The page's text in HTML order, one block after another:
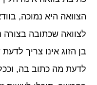
הצוואה היא נמוכה,
לצוואה שכתובה בצורה
בן הזוג אינו צריך
לדעת מה כתוב בה,